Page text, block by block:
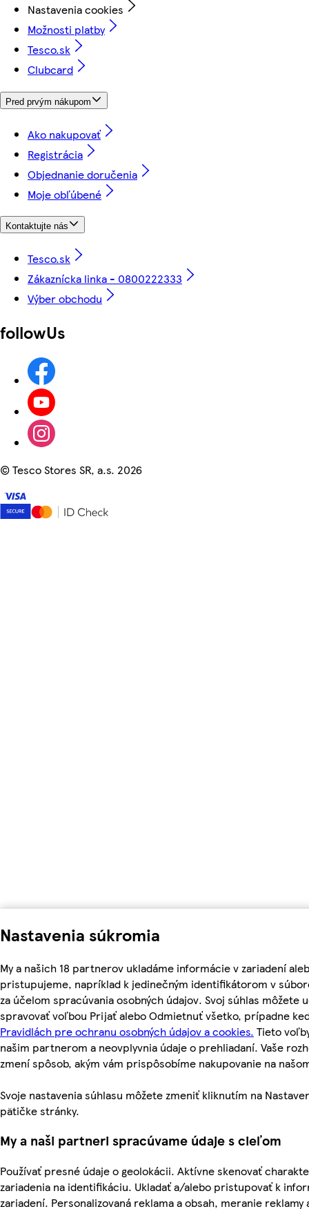
Nastavenia súkromia
My a našich 18 partnerov ukladáme informácie v zariadení
pristupujeme, napríklad k jedinečným identifikátorom v
za účelom spracúvania osobných údajov. Svoj súhlas môžete
spravovať voľbou Prijať alebo Odmietnuť všetko, prípadne
Pravidlách pre ochranu osobných údajov a cookies. Tieto
našim partnerom a neovplyvnia údaje o prehliadaní. Vaše
zmení spôsob, akým vám prispôsobíme nakupovanie na
Svoje nastavenia súhlasu môžete zmeniť kliknutím na
pätičke stránky.
My a naši partneri spracúvame údaje s cieľom
Používať presné údaje o geolokácii. Aktívne skenovať
zariadenia na identifikáciu. Ukladať a/alebo pristupovať k
zariadení. Personalizovaná reklama a obsah, meranie reklamy
Nastavenia cookies
Možnosti platby
Tesco.sk
Clubcard
Pred prvým nákupom
Ako nakupovať
Registrácia
Objednanie doručenia
Moje obľúbené
Kontaktujte nás
Tesco.sk
Zákaznícka linka - 0800222333
Výber obchodu
followUs
©Tesco Stores SR, a.s. 2026